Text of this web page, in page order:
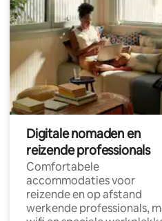
Digitale nomaden en
reizende professionals
Comfortabele
accommodaties voor
reizende en op afstand
werkende professionals,